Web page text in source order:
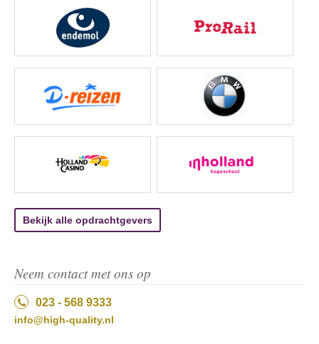
Bekijk alle opdrachtgevers
Neem contact met ons op
023 - 568 9333
info@high-quality.nl